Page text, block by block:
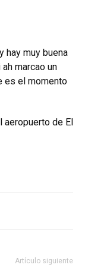
hay muy buena
marcao un
es el momento
aeropuerto de El
Artículo siguiente